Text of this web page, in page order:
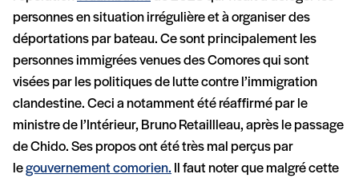
personnes en situation irrégulière et à organiser des
déportations par bateau. Ce sont principalement les
personnes immigrées venues des Comores qui sont
visées par les politiques de lutte contre l’immigration
clandestine. Ceci a notamment été réaffirmé par le
ministre de l’Intérieur, Bruno Retaillleau, après le passage
de Chido. Ses propos ont été très mal perçus par
legouvernement comorien. Il faut noter que malgré cette